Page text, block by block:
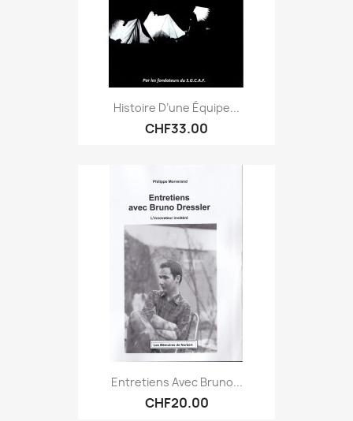
Histoire D’une Équipe...
CHF33.00
Entretiens Avec Bruno...
CHF20.00